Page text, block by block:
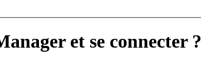
et se connecter ?